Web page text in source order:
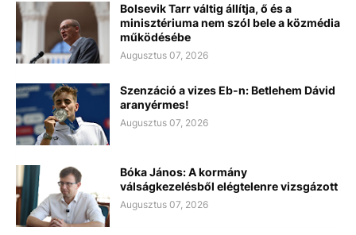
Bolsevik Tarr váltig állítja, ő és a
minisztériuma nem szól bele a közmédia
működésébe
Augusztus 07, 2026
Szenzáció a vizes Eb-n: Betlehem Dávid
aranyérmes!
Augusztus 07, 2026
Bóka János: A kormány
válságkezelésből elégtelenre vizsgázott
Augusztus 07, 2026